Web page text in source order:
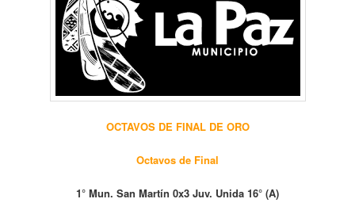
OCTAVOS DE FINAL DE ORO
Octavos de Final
1° Mun. San Martín 0x3 Juv. Unida 16° (A)